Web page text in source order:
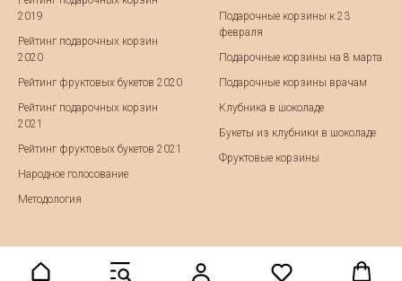
2019
Рейтинг подарочных корзин
2020
Рейтинг фруктовых букетов 2020
Рейтинг подарочных корзин
2021
Рейтинг фруктовых букетов 2021
Народное голосование
Методология
Подарочные корзины к 23
февраля
Подарочные корзины на 8 марта
Подарочные корзины врачам
Клубника в шоколаде
Букеты из клубники в шоколаде
Фруктовые корзины